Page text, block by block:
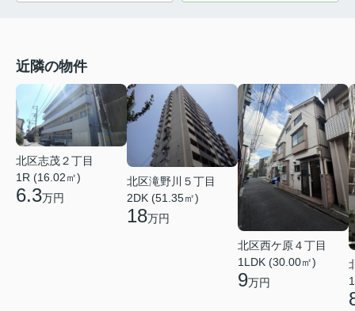
近隣の物件
北区志茂２丁目
1R (16.02㎡)
6.3万円
北区滝野川５丁目
2DK (51.35㎡)
18万円
北区西ケ原４丁目
1LDK (30.00㎡)
9万円